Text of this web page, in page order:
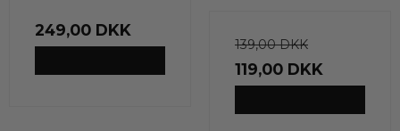
249,00 DKK
139,00 DKK
119,00 DKK